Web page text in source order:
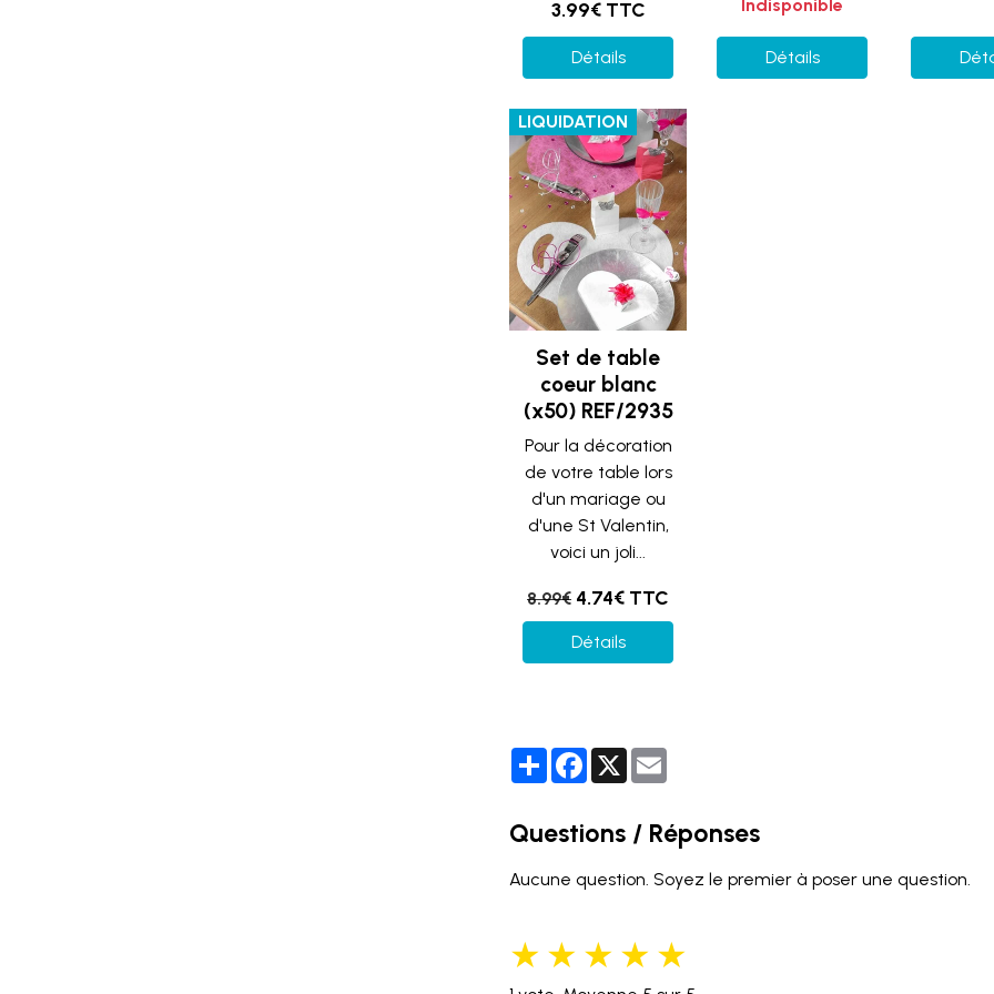
3.99€ TTC
Détails
Indisponible
Détails
LIQUIDATION
Set de table
coeur blanc
(x50) REF/2935
Pour la décoration
de votre table lors
d'un mariage ou
d'une St Valentin,
voici un joli...
8.99€ 4.74€ TTC
Détails
PartagerFacebook
X
Questions / Réponses
Aucune question. Soyez le premier à poser une question.
★ ★ ★ ★ ★